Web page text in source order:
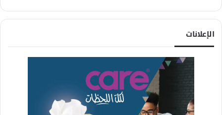
الإعلانات